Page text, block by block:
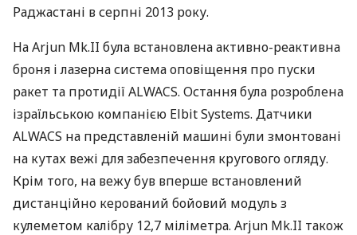
Раджастані в серпні 2013 року.
На Arjun Mk.II була встановлена ​​активно-реактивна
броня і лазерна система оповіщення про пуски
ракет та протидії ALWACS. Остання була розроблена
ізраїльською компанією Elbit Systems. Датчики
ALWACS на представленій машині були змонтовані
на кутах вежі для забезпечення кругового огляду.
Крім того, на вежу був вперше встановлений
дистанційно керований бойовий модуль з
кулеметом калібру 12,7 міліметра. Arjun Mk.II також